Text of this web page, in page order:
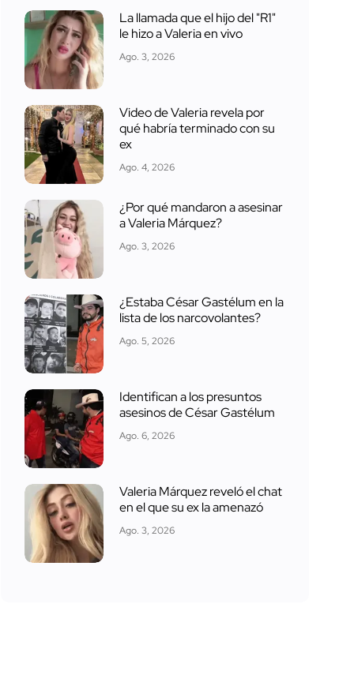
La llamada que el hijo del "R1"
le hizo a Valeria en vivo
Ago. 3, 2026
Video de Valeria revela por
qué habría terminado con su
ex
Ago. 4, 2026
¿Por qué mandaron a asesinar
a Valeria Márquez?
Ago. 3, 2026
¿Estaba César Gastélum en la
lista de los narcovolantes?
Ago. 5, 2026
Identifican a los presuntos
asesinos de César Gastélum
Ago. 6, 2026
Valeria Márquez reveló el chat
en el que su ex la amenazó
Ago. 3, 2026